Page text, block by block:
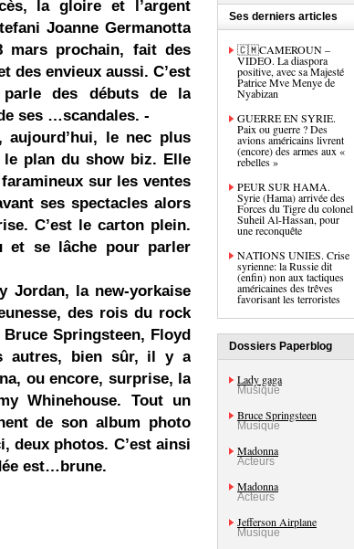
la gloire et l’argent
Joanne Germanotta
mars prochain, fait des
des envieux aussi. C’est
des débuts de la
ses …scandales. -
aujourd’hui, le nec plus
plan du show biz. Elle
sur les ventes
ses spectacles alors
C’est le carton plein.
et se lâche pour parler
Jordan, la new-yorkaise
des rois du rock
Springsteen, Floyd
autres, bien sûr, il y a
ou encore, surprise, la
Whinehouse. Tout un
de son album photo
deux photos. C’est ainsi
est…brune.
Ses derniers articles
🇨🇲CAMEROUN –
VIDEO. La diaspora
positive, avec sa Majesté
Patrice Mve Menye de
Nyabizan
GUERRE EN SYRIE.
Paix ou guerre ? Des
avions américains livrent
(encore) des armes aux «
rebelles »
PEUR SUR HAMA.
Syrie (Hama) arrivée des
Forces du Tigre du colonel
Suheil Al-Hassan, pour
une reconquête
NATIONS UNIES. Crise
syrienne: la Russie dit
(enfin) non aux tactiques
américaines des trêves
favorisant les terroristes
Dossiers Paperblog
Lady gaga
Musique
Bruce Springsteen
Musique
Madonna
Acteurs
Madonna
Acteurs
Jefferson Airplane
Musique